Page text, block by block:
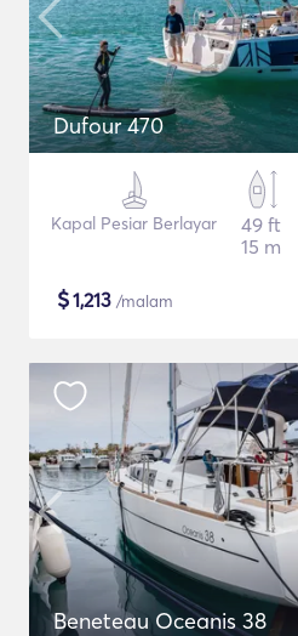
Dufour 470
Kapal Pesiar Berlayar
49 ft
15 m
$1,213 /malam
Beneteau Oceanis 38